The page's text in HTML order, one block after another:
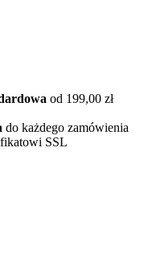
od 199,00 zł
do każdego zamówienia
SSL